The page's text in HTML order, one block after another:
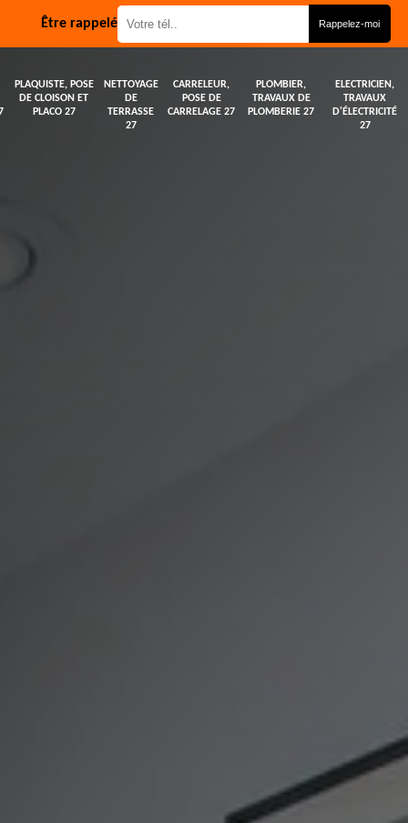
Être rappelé
PLAQUISTE, POSE
DE CLOISON ET
PLACO 27
NETTOYAGE
DE
TERRASSE
27
CARRELEUR,
POSE DE
CARRELAGE 27
PLOMBIER,
TRAVAUX DE
PLOMBERIE 27
ELECTRICIEN,
TRAVAUX
D'ÉLECTRICITÉ
27